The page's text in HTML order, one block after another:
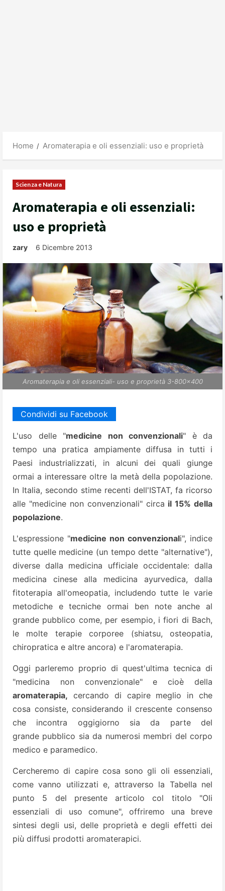
Home Aromaterapia e oli essenziali: uso e proprietà
Scienza e Natura
Aromaterapia e oli essenziali:
uso e proprietà
zary 6 Dicembre 2013
Aromaterapia e oli essenziali- uso e proprietà 3-800x400
Condividi su Facebook
L'uso delle "medicine non convenzionali" è da
tempo una pratica ampiamente diffusa in tutti i
Paesi industrializzati, in alcuni dei quali giunge
ormai a interessare oltre la metà della popolazione.
In Italia, secondo stime recenti dell'ISTAT, fa ricorso
alle "medicine non convenzionali" circa il 15% della
popolazione.
L'espressione "medicine non convenzionali", indice
tutte quelle medicine (un tempo dette "alternative"),
diverse dalla medicina ufficiale occidentale: dalla
medicina cinese alla medicina ayurvedica, dalla
fitoterapia all'omeopatia, includendo tutte le varie
metodiche e tecniche ormai ben note anche al
grande pubblico come, per esempio, i fiori di Bach,
le molte terapie corporee (shiatsu, osteopatia,
chiropratica e altre ancora) e l'aromaterapia.
Oggi parleremo proprio di quest'ultima tecnica di
"medicina non convenzionale" e cioè della
aromaterapia, cercando di capire meglio in che
cosa consiste, considerando il crescente consenso
che incontra oggigiorno sia da parte del
grande pubblico sia da numerosi membri del corpo
medico e paramedico.
Cercheremo di capire cosa sono gli oli essenziali,
come vanno utilizzati e, attraverso la Tabella nel
punto 5 del presente articolo col titolo "Oli
essenziali di uso comune", offriremo una breve
sintesi degli usi, delle proprietà e degli effetti dei
più diffusi prodotti aromaterapici.